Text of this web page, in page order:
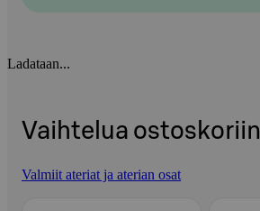
Ladataan...
Vaihtelua ostoskoriin
Valmiit ateriat ja aterian osat